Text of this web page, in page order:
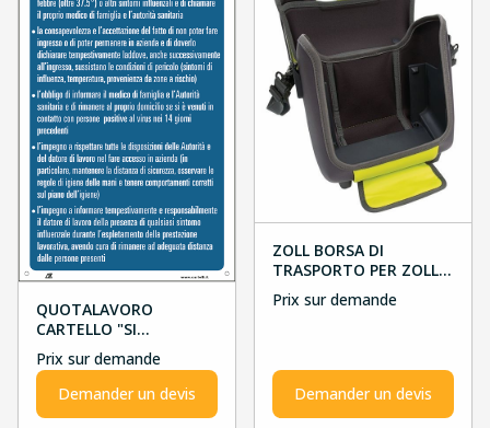
QUOTALAVORO
CARTELLO "SI
RICORDA..."
Prix sur demande
Demander un devis
ZOLL BORSA DI
TRASPORTO PER ZOLL
AED 3
Prix sur demande
Demander un devis